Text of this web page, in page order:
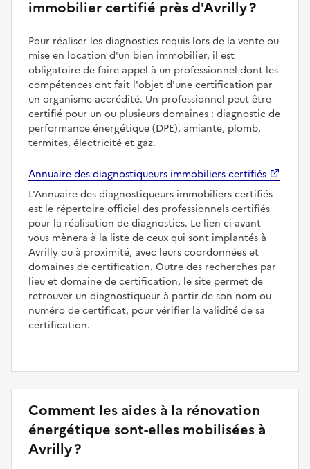
immobilier certifié près d'Avrilly ?
Pour réaliser les diagnostics requis lors de la vente ou
mise en location d'un bien immobilier, il est
obligatoire de faire appel à un professionnel dont les
compétences ont fait l'objet d'une certification par
un organisme accrédité. Un professionnel peut être
certifié pour un ou plusieurs domaines : diagnostic de
performance énergétique (DPE), amiante, plomb,
termites, électricité et gaz.
Annuaire des diagnostiqueurs immobiliers certifiés
L'Annuaire des diagnostiqueurs immobiliers certifiés
est le répertoire officiel des professionnels certifiés
pour la réalisation de diagnostics. Le lien ci-avant
vous mènera à la liste de ceux qui sont implantés à
Avrilly ou à proximité, avec leurs coordonnées et
domaines de certification. Outre des recherches par
lieu et domaine de certification, le site permet de
retrouver un diagnostiqueur à partir de son nom ou
numéro de certificat, pour vérifier la validité de sa
certification.
Comment les aides à la rénovation
énergétique sont-elles mobilisées à
Avrilly ?